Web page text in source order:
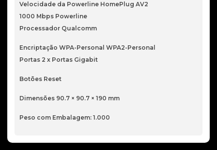
Velocidade da Powerline HomePlug AV2
1000 Mbps Powerline
Processador Qualcomm
Encriptação WPA-Personal WPA2-Personal
Portas 2 x Portas Gigabit
Botões Reset
Dimensões 90.7 × 90.7 × 190 mm
Peso com Embalagem: 1.000